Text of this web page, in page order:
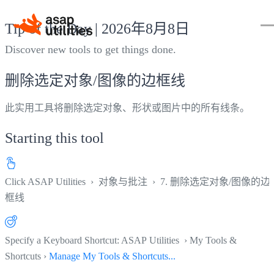
Tip of the Day | 2026年8月8日
Discover new tools to get things done.
删除选定对象/图像的边框线
此实用工具将删除选定对象、形状或图片中的所有线条。
Starting this tool
Click ASAP Utilities › 对象与批注 › 7. 删除选定对象/图像的边
框线
Specify a Keyboard Shortcut: ASAP Utilities › My Tools &
Shortcuts › Manage My Tools & Shortcuts...